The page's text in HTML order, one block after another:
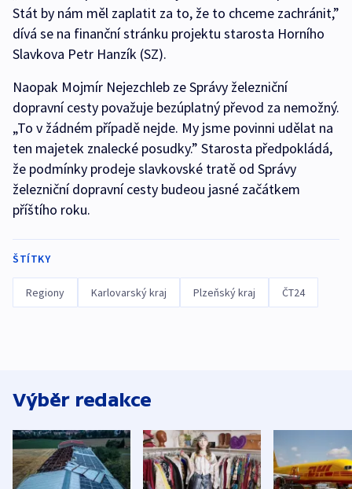
Stát by nám měl zaplatit za to, že to chceme zachránit,”
dívá se na finanční stránku projektu starosta Horního
Slavkova Petr Hanzík (SZ).
Naopak Mojmír Nejezchleb ze Správy železniční
dopravní cesty považuje bezúplatný převod za nemožný.
„To v žádném případě nejde. My jsme povinni udělat na
ten majetek znalecké posudky.” Starosta předpokládá,
že podmínky prodeje slavkovské tratě od Správy
železniční dopravní cesty budeou jasné začátkem
příštího roku.
ŠTÍTKY
Regiony Karlovarský kraj Plzeňský kraj ČT24
Výběr redakce